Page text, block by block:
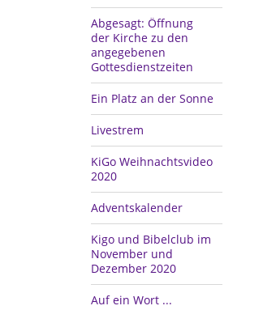
Abgesagt: Öffnung
der Kirche zu den
angegebenen
Gottesdienstzeiten
Ein Platz an der Sonne
Livestrem
KiGo Weihnachtsvideo
2020
Adventskalender
Kigo und Bibelclub im
November und
Dezember 2020
Auf ein Wort ...